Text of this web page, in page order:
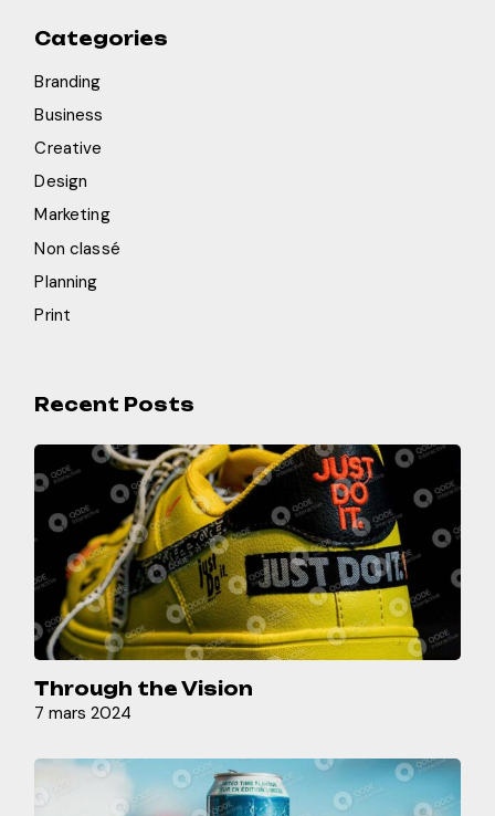
Categories
Branding
Business
Creative
Design
Marketing
Non classé
Planning
Print
Recent Posts
Through the Vision
7 mars 2024